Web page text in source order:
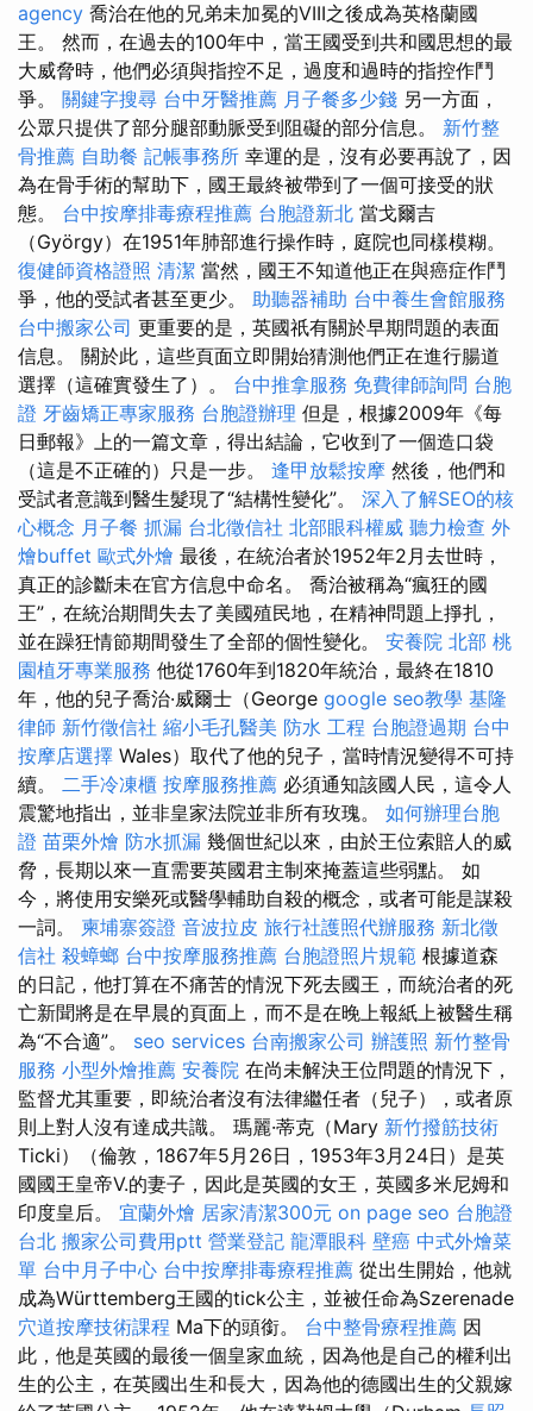
agency 喬治在他的兄弟未加冕的VIII之後成為英格蘭國
王。 然而，在過去的100年中，當王國受到共和國思想的最
大威脅時，他們必須與指控不足，過度和過時的指控作鬥
爭。 關鍵字搜尋 台中牙醫推薦 月子餐多少錢 另一方面，
公眾只提供了部分腿部動脈受到阻礙的部分信息。 新竹整
骨推薦 自助餐 記帳事務所 幸運的是，沒有必要再說了，因
為在骨手術的幫助下，國王最終被帶到了一個可接受的狀
態。 台中按摩排毒療程推薦 台胞證新北 當戈爾吉
（György）在1951年肺部進行操作時，庭院也同樣模糊。
復健師資格證照 清潔 當然，國王不知道他正在與癌症作鬥
爭，他的受試者甚至更少。 助聽器補助 台中養生會館服務
台中搬家公司 更重要的是，英國祇有關於早期問題的表面
信息。 關於此，這些頁面立即開始猜測他們正在進行腸道
選擇（這確實發生了）。 台中推拿服務 免費律師詢問 台胞
證 牙齒矯正專家服務 台胞證辦理 但是，根據2009年《每
日郵報》上的一篇文章，得出結論，它收到了一個造口袋
（這是不正確的）只是一步。 逢甲放鬆按摩 然後，他們和
受試者意識到醫生髮現了“結構性變化”。 深入了解SEO的核
心概念 月子餐 抓漏 台北徵信社 北部眼科權威 聽力檢查 外
燴buffet 歐式外燴 最後，在統治者於1952年2月去世時，
真正的診斷未在官方信息中命名。 喬治被稱為“瘋狂的國
王”，在統治期間失去了美國殖民地，在精神問題上掙扎，
並在躁狂情節期間發生了全部的個性變化。 安養院 北部 桃
園植牙專業服務 他從1760年到1820年統治，最終在1810
年，他的兒子喬治·威爾士（George google seo教學 基隆
律師 新竹徵信社 縮小毛孔醫美 防水 工程 台胞證過期 台中
按摩店選擇 Wales）取代了他的兒子，當時情況變得不可持
續。 二手冷凍櫃 按摩服務推薦 必須通知該國人民，這令人
震驚地指出，並非皇家法院並非所有玫瑰。 如何辦理台胞
證 苗栗外燴 防水抓漏 幾個世紀以來，由於王位索賠人的威
脅，長期以來一直需要英國君主制來掩蓋這些弱點。 如
今，將使用安樂死或醫學輔助自殺的概念，或者可能是謀殺
一詞。 柬埔寨簽證 音波拉皮 旅行社護照代辦服務 新北徵
信社 殺蟑螂 台中按摩服務推薦 台胞證照片規範 根據道森
的日記，他打算在不痛苦的情況下死去國王，而統治者的死
亡新聞將是在早晨的頁面上，而不是在晚上報紙上被醫生稱
為“不合適”。 seo services 台南搬家公司 辦護照 新竹整骨
服務 小型外燴推薦 安養院 在尚未解決王位問題的情況下，
監督尤其重要，即統治者沒有法律繼任者（兒子），或者原
則上對人沒有達成共識。 瑪麗·蒂克（Mary 新竹撥筋技術
Ticki）（倫敦，1867年5月26日，1953年3月24日）是英
國國王皇帝V.的妻子，因此是英國的女王，英國多米尼姆和
印度皇后。 宜蘭外燴 居家清潔300元 on page seo 台胞證
台北 搬家公司費用ptt 營業登記 龍潭眼科 壁癌 中式外燴菜
單 台中月子中心 台中按摩排毒療程推薦 從出生開始，他就
成為Württemberg王國的tick公主，並被任命為Szerenade
穴道按摩技術課程 Ma下的頭銜。 台中整骨療程推薦 因
此，他是英國的最後一個皇家血統，因為他是自己的權利出
生的公主，在英國出生和長大，因為他的德國出生的父親嫁